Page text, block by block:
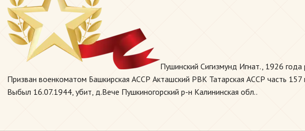
Пушинский Сигизмунд Игнат., 1926
Призван военкоматом Башкирская АССР Акташский РВК Татарская АССР часть 157
Выбыл 16.07.1944, убит, д.Вече Пушкиногорский р-н Калининская обл..